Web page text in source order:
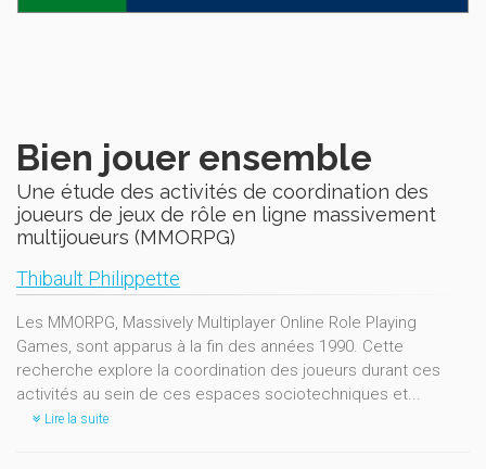
Bien jouer ensemble
Une étude des activités de coordination des
joueurs de jeux de rôle en ligne massivement
multijoueurs (MMORPG)
Thibault Philippette
Les MMORPG, Massively Multiplayer Online Role Playing
Games, sont apparus à la fin des années 1990. Cette
recherche explore la coordination des joueurs durant ces
activités au sein de ces espaces sociotechniques et...
Lire la suite